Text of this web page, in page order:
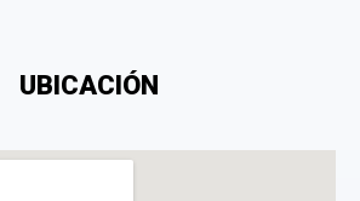
tratamiento de mis datos personales
añadir una opinión sobre un
UBICACIÓN